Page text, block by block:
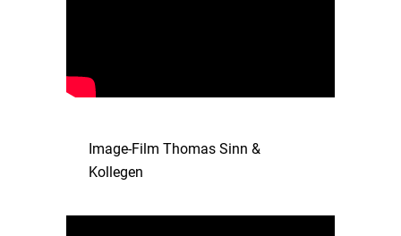
Image-Film Thomas Sinn &
Kollegen